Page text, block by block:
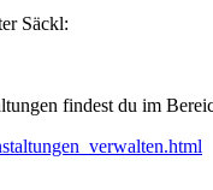
Säckl:
findest du im